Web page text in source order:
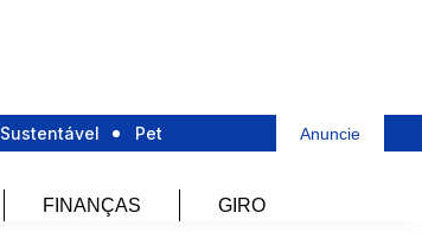
Sustentável Pet Anuncie
FINANÇAS GIRO